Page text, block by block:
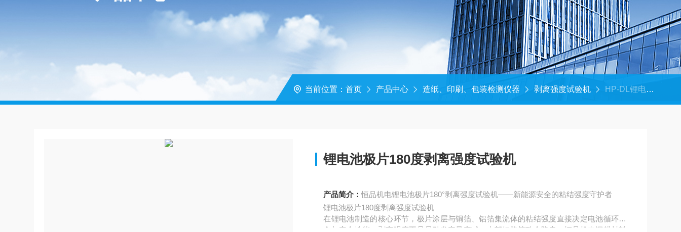
当前位置： 首页 产品中心 造纸、印刷、包装检测仪器 剥离强度试验机 HP-DL锂电池极片180度剥离强度试验机
锂电池极片180度剥离强度试验机
产品简介：恒品机电锂电池极片180°剥离强度试验机——新能源安全的粘结强度守护者
锂电池极片180度剥离强度试验机
在锂电池制造的核心环节，极片涂层与铜箔、铝箔集流体的粘结强度直接决定电池循环寿
命与安全性能，剥离强度不足易引发容量衰减、内部短路等致命隐患。恒品机电深耕材料